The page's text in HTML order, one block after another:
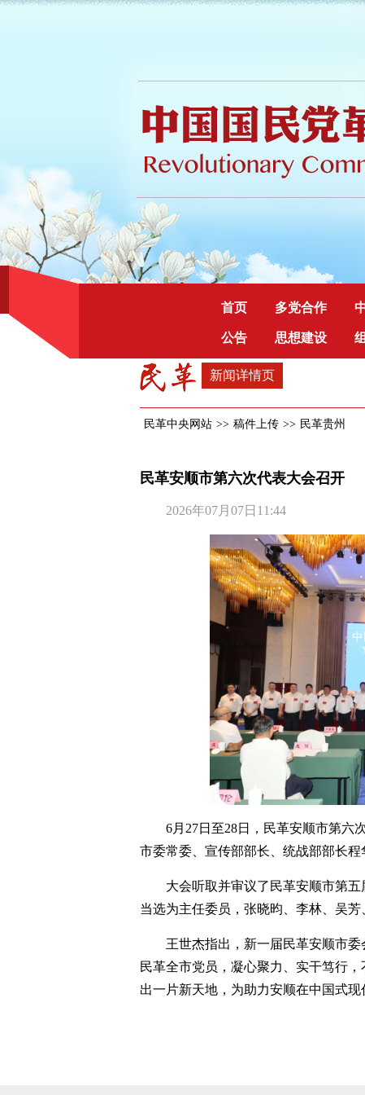
首页 多党合作
公告 思想建设
新闻详情页
民革中央网站 >> 稿件上传 >> 民革贵州
民革安顺市第六次代表大会召开
2026年07月07日11:44
6月27日至28日，民革安顺市第六
市委常委、宣传部部长、统战部部长程
大会听取并审议了民革安顺市第
当选为主任委员，张晓昀、李林、吴芳
王世杰指出，新一届民革安顺市
民革全市党员，凝心聚力、实干笃行
出一片新天地，为助力安顺在中国式